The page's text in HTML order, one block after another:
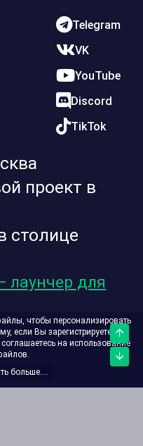
проект в
столице
лаунчер для
Telegram
VK
YouTube
Discord
TikTok
чтобы персонализировать
если Вы зарегистрируетесь.
на использование
больше....
Верх
Низ